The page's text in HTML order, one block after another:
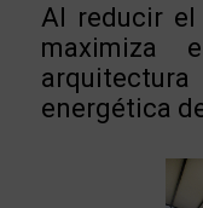
Al reducir el
maximiza
energética